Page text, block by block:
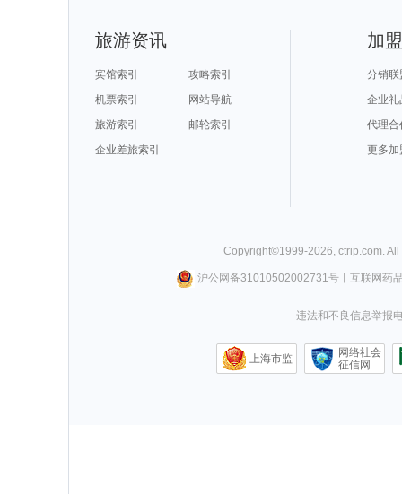
旅游资讯
宾馆索引
攻略索引
机票索引
网站导航
旅游索引
邮轮索引
企业差旅索引
加
分销联
企业礼
代理合
更多加
Copyright©1999-2026, ctrip.com.
沪公网备31010502002731号丨 互联网药
违法和不良信息举报
上海市监
网络社会
征信网